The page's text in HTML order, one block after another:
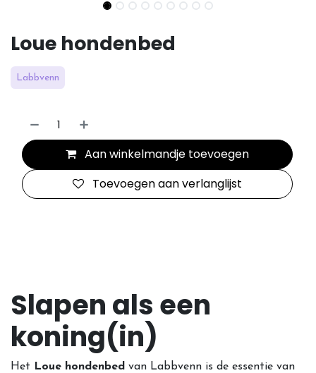
Loue hondenbed
Labbvenn
Aan winkelmandje toevoegen
Toevoegen aan verlanglijst
Slapen als een
koning(in)
Het Loue hondenbed van Labbvenn is de essentie van